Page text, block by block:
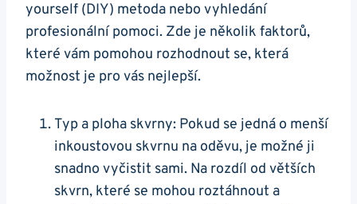
yourself (DIY) metoda nebo vyhledání
profesionální pomoci. Zde je několik faktorů,
které vám pomohou rozhodnout se, která
možnost je pro vás nejlepší.
Typ a ploha skvrny: Pokud se jedná o menší
inkoustovou skvrnu na oděvu, je možné ji
snadno vyčistit sami. Na rozdíl od větších
skvrn, které se mohou roztáhnout a